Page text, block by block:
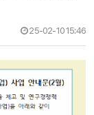
25-02-10 15:46